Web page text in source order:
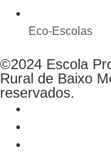
Eco-Escolas
©2024 Escola
Rural de Baixo
reservados.